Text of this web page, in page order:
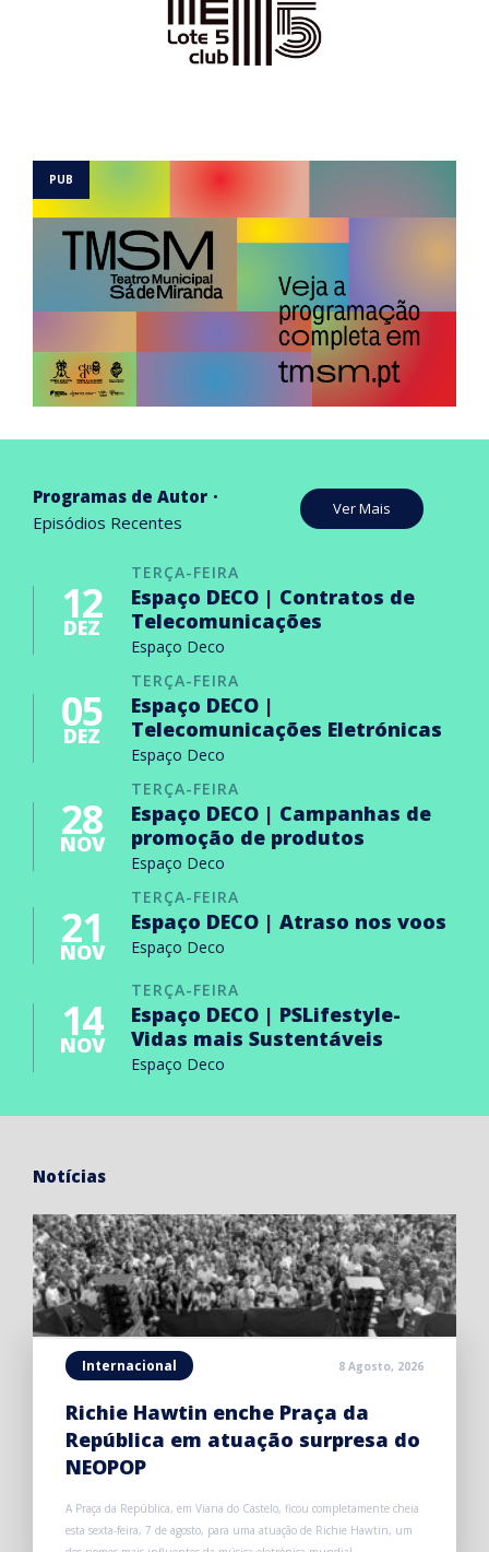
Programas de Autor
Episódios Recentes
Ver Mais
TERÇA-FEIRA
12
DEZ
Espaço DECO | Contratos de
Telecomunicações
Espaço Deco
TERÇA-FEIRA
05
DEZ
Espaço DECO |
Telecomunicações Eletrónicas
Espaço Deco
TERÇA-FEIRA
28
NOV
Espaço DECO | Campanhas de
promoção de produtos
Espaço Deco
TERÇA-FEIRA
21
NOV
Espaço DECO | Atraso nos voos
Espaço Deco
TERÇA-FEIRA
14
NOV
Espaço DECO | PSLifestyle-
Vidas mais Sustentáveis
Espaço Deco
Notícias
Internacional 8 Agosto, 2026
Richie Hawtin enche Praça da
República em atuação surpresa do
NEOPOP
A Praça da República, em Viana do Castelo, ficou completamente cheia
esta sexta-feira, 7 de agosto, para uma atuação de Richie Hawtin, um